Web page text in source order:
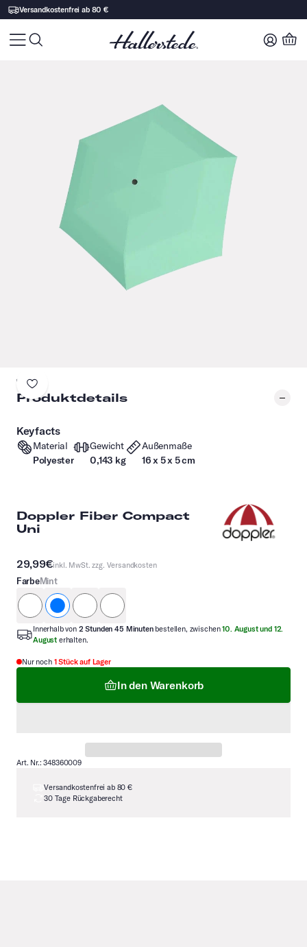
30 Tage Rückgaberecht
Produktdetails
Keyfacts
Material
Polyester
Gewicht
0,143 kg
Außenmaße
16 x 5 x 5 cm
Doppler Fiber Compact
Uni
29,99€inkl. MwSt. zzg. Versandkosten
FarbeMint
schwarzmint helllilaorange
Innerhalb von 2 Stunden 45 Minuten bestellen, zwischen10. August und 12.
August erhalten.
Nur noch 1 Stück auf Lager
In den Warenkorb
Art. Nr.: 348360009
Versandkostenfrei ab 80 €
30 Tage Rückgaberecht